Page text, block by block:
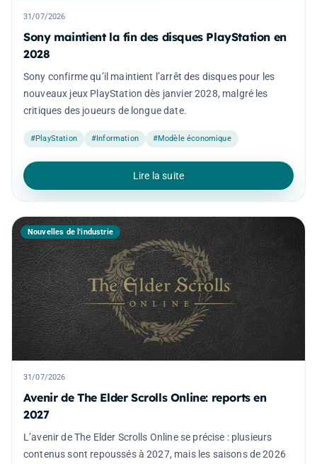
31/07/2026
Sony maintient la fin des disques PlayStation en
2028
Sony confirme qu’il maintient l’arrêt des disques pour les
nouveaux jeux PlayStation dès janvier 2028, malgré les
critiques des joueurs de longue date.
#PlayStation #Information #Modèle économique
Lire la suite
Nouvelles de l'industrie
31/07/2026
Avenir de The Elder Scrolls Online: reports en
2027
L’avenir de The Elder Scrolls Online se précise : plusieurs
contenus sont repoussés à 2027, mais les saisons de 2026